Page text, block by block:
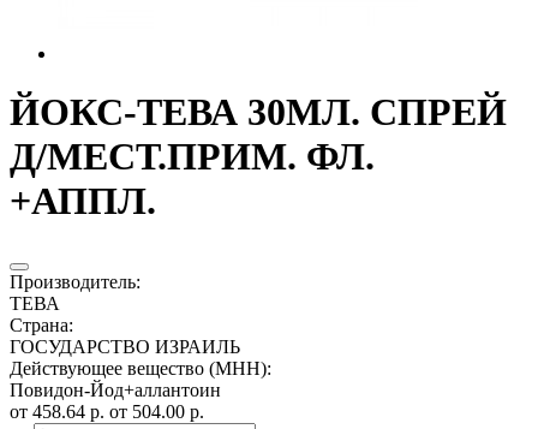
ЙОКС-ТЕВА 30МЛ. СПРЕЙ
Д/МЕСТ.ПРИМ. ФЛ.
+АППЛ.
Производитель:
ТЕВА
Страна:
ГОСУДАРСТВО ИЗРАИЛЬ
Действующее вещество (МНН):
Повидон-Йод+аллантоин
от 458.64 р. от 504.00 р.